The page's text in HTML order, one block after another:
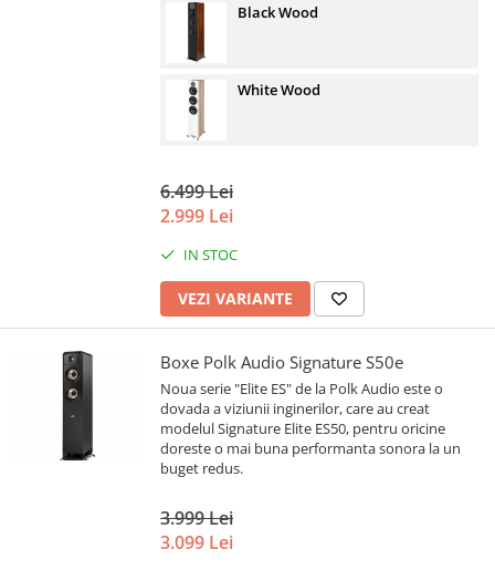
Black Wood
White Wood
6.499 Lei
2.999 Lei
IN STOC
VEZI VARIANTE
Boxe Polk Audio Signature S50e
Noua serie "Elite ES" de la Polk Audio este o
dovada a viziunii inginerilor, care au creat
modelul Signature Elite ES50, pentru oricine
doreste o mai buna performanta sonora la un
buget redus.
3.999 Lei
3.099 Lei